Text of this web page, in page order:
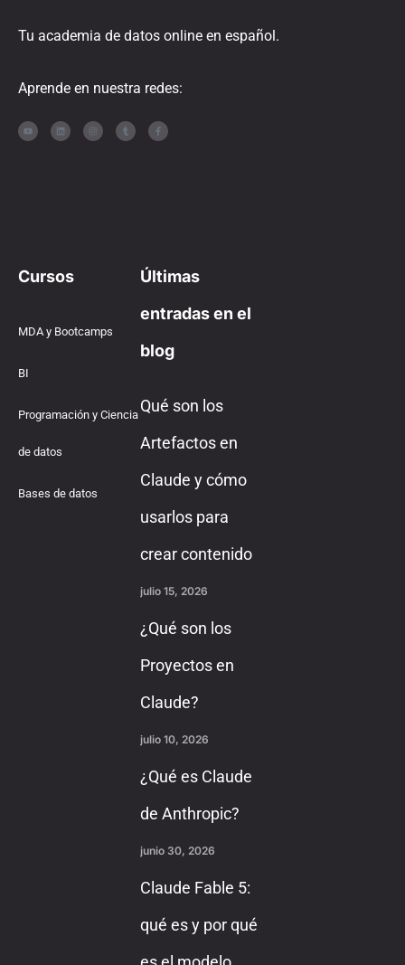
Tu academia de datos online en español.
Aprende en nuestra redes:
Cursos
MDA y Bootcamps
BI
Programación y Ciencia
de datos
Bases de datos
Últimas
entradas en el
blog
Qué son los
Artefactos en
Claude y cómo
usarlos para
crear contenido
julio 15, 2026
¿Qué son los
Proyectos en
Claude?
julio 10, 2026
¿Qué es Claude
de Anthropic?
junio 30, 2026
Claude Fable 5:
qué es y por qué